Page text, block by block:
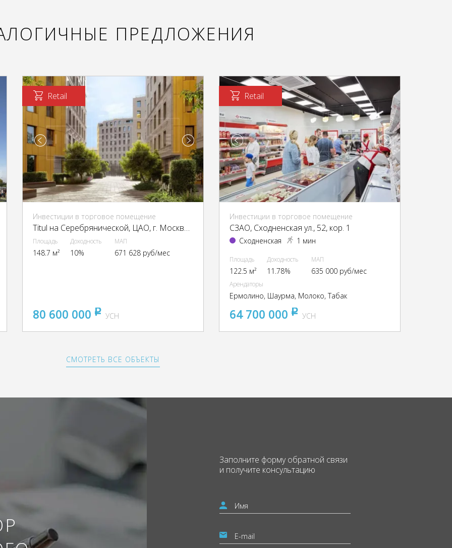
ПРЕДЛОЖЕНИЯ
Retail
Инвестиции в торговое помещение
Titul на Серебрянической, ЦАО, г. Москва, Серебрянический пер., 6 и 8
Площадь
148.7 м²
Доходность
10%
МАП
671 628 руб/мес
80 600 000 pуб
УСН
Retail
Инвестиции в торговое помещение
CЗАО, Сходненская ул., 52, кор. 1
Сходненская 1 мин
Площадь
122.5 м²
Доходность
11.78%
МАП
635 000 руб/мес
Арендаторы
Ермолино, Шаурма, Молоко, Табак
64 700 000 pуб
УСН
СМОТРЕТЬ ВСЕ ОБЪЕКТЫ
Заполните формуобратной связи
и получите консультацию